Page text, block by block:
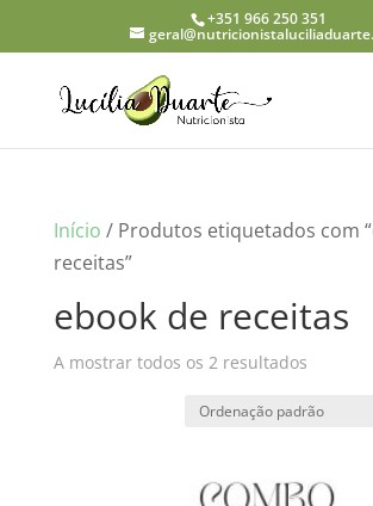
+351 966 250 351
Início / Produtos etiquetados com
receitas”
ebook de receitas
A mostrar todos os 2 resultados